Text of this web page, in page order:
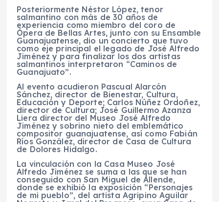
Posteriormente Néstor López, tenor
salmantino con más de 30 años de
experiencia como miembro del coro de
Ópera de Bellas Artes, junto con su Ensamble
Guanajuatense, dio un concierto que tuvo
como eje principal el legado de José Alfredo
Jiménez y para finalizar los dos artistas
salmantinos interpretaron “Caminos de
Guanajuato”.
Al evento acudieron Pascual Alarcón
Sánchez, director de Bienestar, Cultura,
Educación y Deporte; Carlos Núñez Ordoñez,
director de Cultura; José Guillermo Azanza
Liera director del Museo José Alfredo
Jiménez y sobrino nieto del emblemático
compositor guanajuatense, así como Fabián
Ríos González, director de Casa de Cultura
de Dolores Hidalgo.
La vinculación con la Casa Museo José
Alfredo Jiménez se suma a las que se han
conseguido con San Miguel de Allende,
donde se exhibió la exposición “Personajes
de mi pueblo”, del artista Agripino Aguilar